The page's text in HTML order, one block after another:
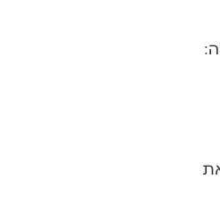
המרגלים‭ ‬מקיימים‭ ‬את‭ ‬שליחותם‭: '‬ויספרו–לו‭ ‬ויאמרו‭ ‬באנו‭ ‬אל–הארץ‭ ‬אשר‭ ‬שלחתנו‭ ‬וגם‭ ‬זבת‭ ‬חלב‭ ‬ודבש‭ ‬הוא‭ ‬וזה–פריה‭: